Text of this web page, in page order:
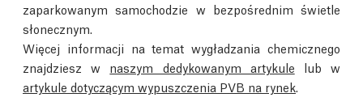
zaparkowanym samochodzie w bezpośrednim świetle
słonecznym.
Więcej informacji na temat wygładzania chemicznego
znajdziesz w naszym dedykowanym artykule lub w
artykule dotyczącym wypuszczenia PVB na rynek.